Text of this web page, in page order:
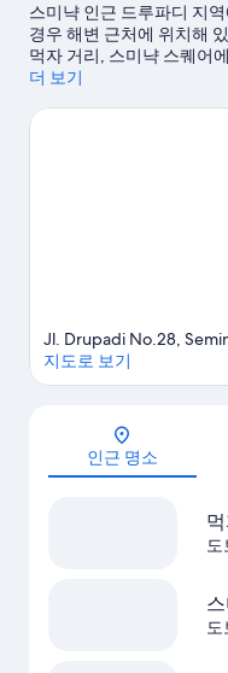
스미냑 인근 드루파디 지
경우 해변 근처에 위치해
먹자 거리, 스미냑 스퀘어
만끽할 수 있는 스미냑 비
냑 여행 가이드 보기
더 보기
Jl. Drupadi No.28,
지도로 보기
인근 명소
도
도